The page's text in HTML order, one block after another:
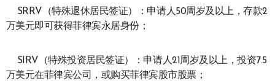
SRRV（特殊退休居民签证）：申请人50周岁及以上，存款2
万美元即可获得菲律宾永居身份；
SIRV（特殊投资居民签证）：申请人21周岁及以上，投资7.5
万美元在菲律宾公司，或购买菲律宾股市股票；